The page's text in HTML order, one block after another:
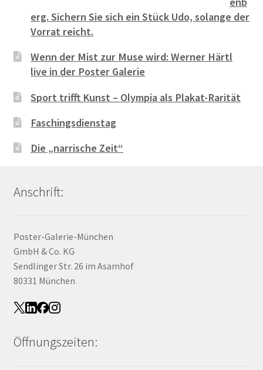
erg. Sichern Sie sich ein Stück Udo, solange der
Vorrat reicht.
Wenn der Mist zur Muse wird: Werner Härtl
live in der Poster Galerie
Sport trifft Kunst – Olympia als Plakat-Rarität
Faschingsdienstag
Die „narrische Zeit“
Anschrift:
Poster-Galerie-München
GmbH & Co. KG
Sendlinger Str. 26 im Asamhof
80331 München
Öffnungszeiten: